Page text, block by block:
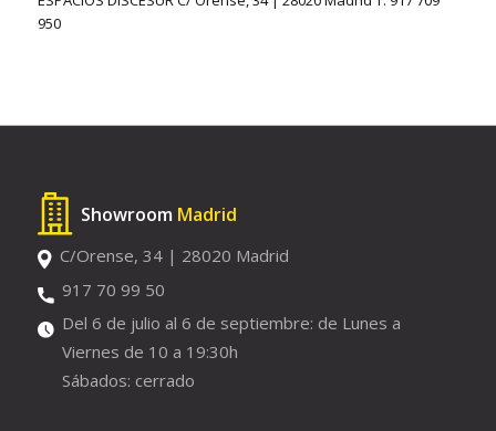
950
Showroom Madrid
C/Orense, 34 | 28020 Madrid
917 70 99 50
Del 6 de julio al 6 de septiembre: de Lunes a
Viernes de 10 a 19:30h
Sábados: cerrado